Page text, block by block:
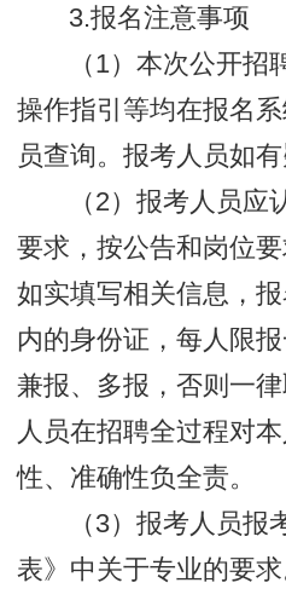
3.报名注意事项
（1）本次公开招
操作指引等均在报名
员查询。报考人员如
（2）报考人员
要求，按公告和岗位
如实填写相关信息，
内的身份证，每人限
兼报、多报，否则一
人员在招聘全过程对
性、准确性负全责。
（3）报考人员报
表》中关于专业的要